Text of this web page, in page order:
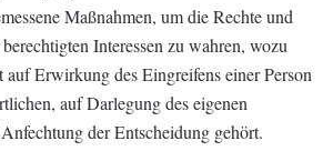
Maßnahmen, um die Rechte und
Interessen zu wahren, wozu
auf Erwirkung des Eingreifens einer Person
auf Darlegung des eigenen
der Entscheidung gehört.